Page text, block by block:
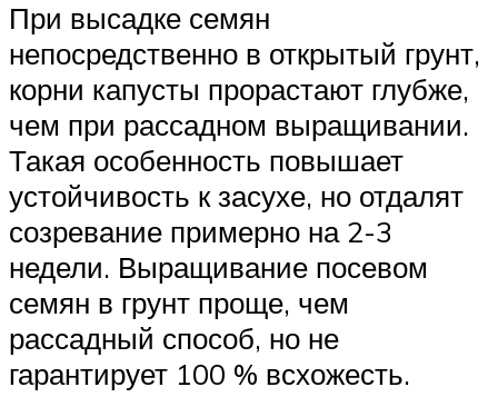
При высадке семян
непосредственно в открытый грунт,
корни капусты прорастают глубже,
чем при рассадном выращивании.
Такая особенность повышает
устойчивость к засухе, но отдалят
созревание примерно на 2-3
недели. Выращивание посевом
семян в грунт проще, чем
рассадный способ, но не
гарантирует 100 % всхожесть.